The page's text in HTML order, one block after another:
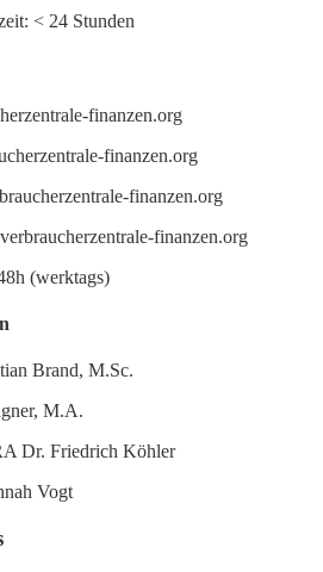
< 24 Stunden
finanzen.org
finanzen.org
finanzen.org
finanzen.org
(werktags)
Brand, M.Sc.
M.A.
Dr. Friedrich Köhler
Vogt